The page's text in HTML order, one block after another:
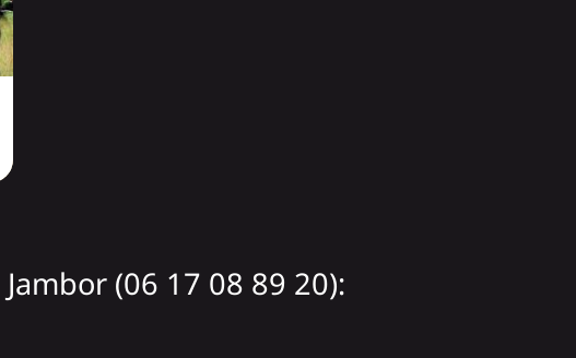
(06 17 08 89 20):